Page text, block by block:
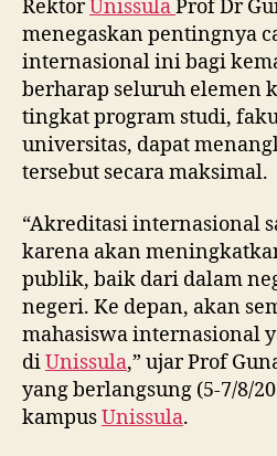
RektorUnissulaProf Dr
menegaskan pentingnya
internasional ini bagi
berharap seluruh elemen
tingkat program studi,
universitas, dapat
tersebut secara maksimal.
“Akreditasi internasional
karena akan
publik, baik dari dalam
negeri. Ke depan, akan
mahasiswa internasional
diUnissula,” ujar Prof
yang berlangsung (5-7/8/
kampusUnissula.